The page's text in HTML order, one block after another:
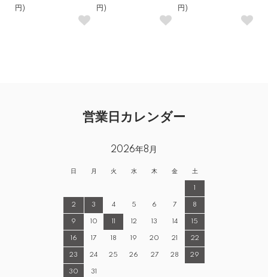
円)
円)
円)
営業日カレンダー
2026年8月
日 月 火 水 木 金 土
1
2 3 4 5 6 7 8
9 10 11 12 13 14 15
16 17 18 19 20 21 22
23 24 25 26 27 28 29
30 31